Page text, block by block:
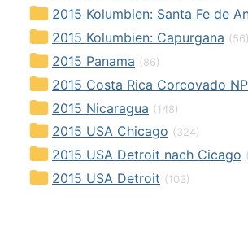
2015 Kolumbien: Santa Fe de
2015 Kolumbien: Capurgana (56)
2015 Panama (86)
2015 Costa Rica Corcovado
2015 Nicaragua (148)
2015 USA Chicago (324)
2015 USA Detroit nach Cicago
2015 USA Detroit (103)